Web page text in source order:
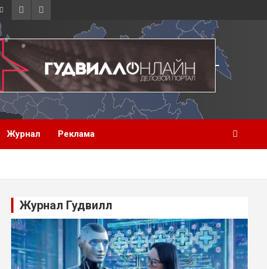
Журнал Реклама
Журнал Гудвилл